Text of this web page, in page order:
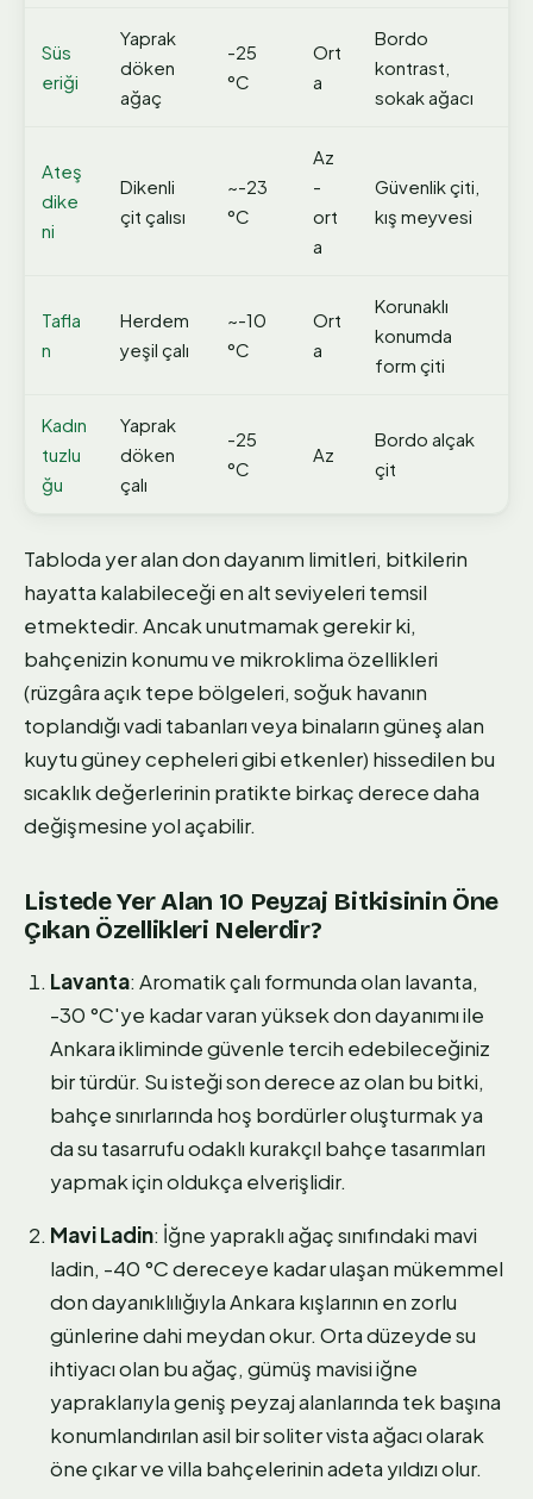
Süs
eriği
Yaprak
döken
ağaç
-25
°C
Ort
a
Bordo
kontrast,
sokak ağacı
Ateş
dike
ni
Dikenli
çit çalısı
~-23
°C
Az
-
ort
a
Güvenlik çiti,
kış meyvesi
Tafla
n
Herdem
yeşil çalı
~-10
°C
Ort
a
Korunaklı
konumda
form çiti
Kadın
tuzlu
ğu
Yaprak
döken
çalı
-25
°C
Az
Bordo alçak
çit
Tabloda yer alan don dayanım limitleri, bitkilerin
hayatta kalabileceği en alt seviyeleri temsil
etmektedir. Ancak unutmamak gerekir ki,
bahçenizin konumu ve mikroklima özellikleri
(rüzgâra açık tepe bölgeleri, soğuk havanın
toplandığı vadi tabanları veya binaların güneş alan
kuytu güney cepheleri gibi etkenler) hissedilen bu
sıcaklık değerlerinin pratikte birkaç derece daha
değişmesine yol açabilir.
Listede Yer Alan 10 Peyzaj Bitkisinin Öne
Çıkan Özellikleri Nelerdir?
Lavanta: Aromatik çalı formunda olan lavanta,
-30 °C'ye kadar varan yüksek don dayanımı ile
Ankara ikliminde güvenle tercih edebileceğiniz
bir türdür. Su isteği son derece az olan bu bitki,
bahçe sınırlarında hoş bordürler oluşturmak ya
da su tasarrufu odaklı kurakçıl bahçe tasarımları
yapmak için oldukça elverişlidir.
Mavi Ladin: İğne yapraklı ağaç sınıfındaki mavi
ladin, -40 °C dereceye kadar ulaşan mükemmel
don dayanıklılığıyla Ankara kışlarının en zorlu
günlerine dahi meydan okur. Orta düzeyde su
ihtiyacı olan bu ağaç, gümüş mavisi iğne
yapraklarıyla geniş peyzaj alanlarında tek başına
konumlandırılan asil bir soliter vista ağacı olarak
öne çıkar ve villa bahçelerinin adeta yıldızı olur.